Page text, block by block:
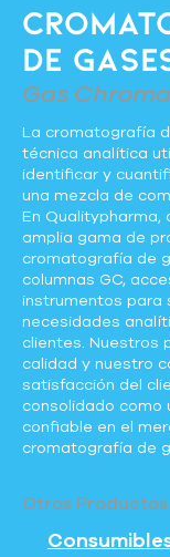
De
Gas
La cromatografía
técnica analítica
identificar y
una mezcla de
En Qualitypharma,
amplia gama de
cromatografía de
columnas GC,
instrumentos para
necesidades
clientes. Nuestros
calidad y nuestro
satisfacción del
consolidado como
confiable en el
cromatografía de
Otros Productos